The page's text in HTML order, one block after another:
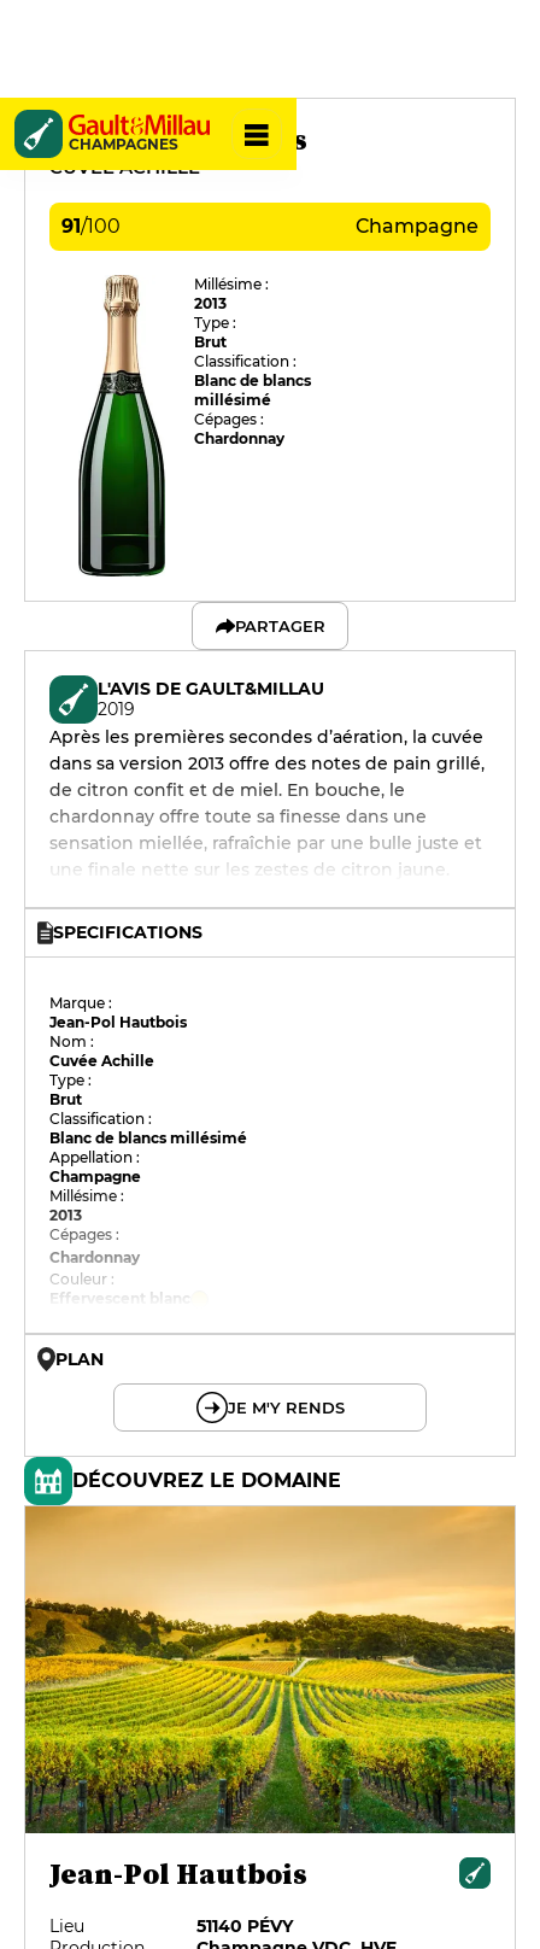
CHAMPAGNES
Jean-Pol Hautbois
CUVÉE ACHILLE
91/100 Champagne
Millésime :
2013
Type :
Brut
Classification :
Blanc de blancs
millésimé
Cépages :
Chardonnay
PARTAGER
L'AVIS DE GAULT&MILLAU
2019
Après les premières secondes d’aération, la cuvée
dans sa version 2013 offre des notes de pain grillé,
de citron confit et de miel. En bouche, le
chardonnay offre toute sa finesse dans une
sensation miellée, rafraîchie par une bulle juste et
une finale nette sur les zestes de citron jaune.
SPECIFICATIONS
Marque :
Jean-Pol Hautbois
Nom :
Cuvée Achille
Type :
Brut
Classification :
Blanc de blancs millésimé
Appellation :
Champagne
Millésime :
2013
Cépages :
Chardonnay
Couleur :
Effervescent blanc
PLAN
JE M'Y RENDS
DÉCOUVREZ LE DOMAINE
Jean-Pol Hautbois
Lieu
51140 PÉVY